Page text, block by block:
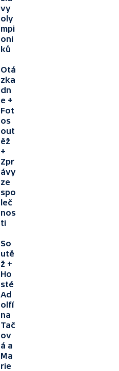
vy
oly
mpi
oni
ků
Otá
zka
dn
e +
Fot
os
out
ěž
+
Zpr
ávy
ze
spo
leč
nos
ti
So
utě
ž +
Ho
sté
Ad
olfí
na
Tač
ov
á a
Ma
rie